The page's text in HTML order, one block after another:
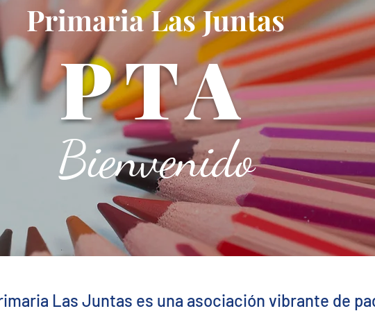
Primaria Las Juntas
Bienvenido
PTA
Las Juntas es una asociación vibrante de